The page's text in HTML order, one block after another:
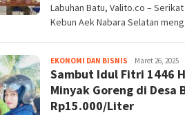
Labuhan Batu, Valito.co –
Kebun Aek Nabara Selatan
EKONOMI DAN BISNIS valito.co
Maret 26, 2025
Sambut Idul Fitri 1446
Minyak Goreng di Desa
Rp15.000/Liter